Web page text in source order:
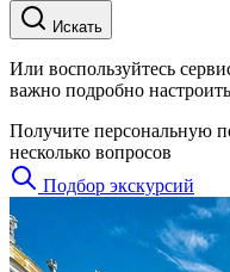
Искать
Или воспользуйтесь
важно подробно
Получите персональную
несколько вопросов
Подбор экскурсий